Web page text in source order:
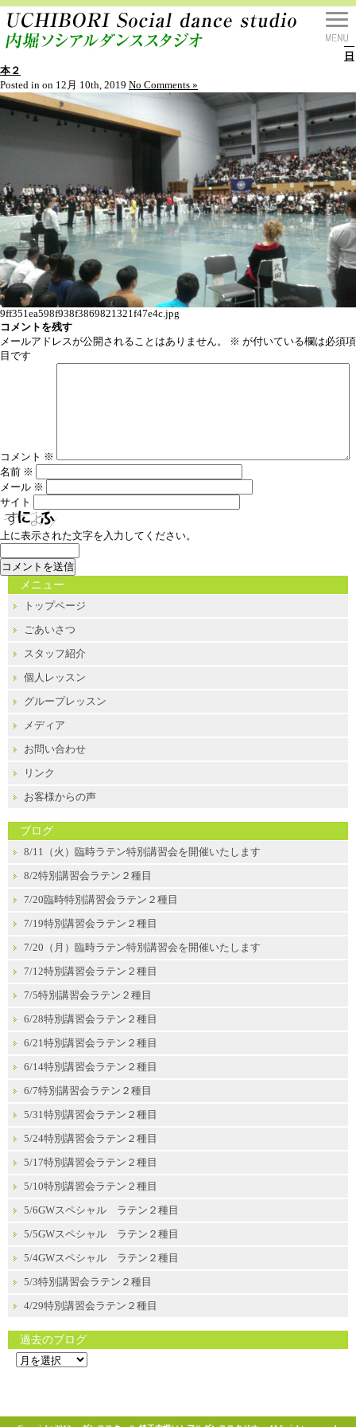
学
生
全
日
本２
Posted in on 12月 10th, 2019 No Comments »
9ff351ea598f938f3869821321f47e4c.jpg
コメントを残す
メールアドレスが公開されることはありません。
※ が付いている欄は必須項
目です
コメント ※
名前 ※
メール ※
サイト
上に表示された文字を入力してください。
メニュー
トップページ
ごあいさつ
スタッフ紹介
個人レッスン
グループレッスン
メディア
お問い合わせ
リンク
お客様からの声
ブログ
8/11（火）臨時ラテン特別講習会を開催いたします
8/2特別講習会ラテン２種目
7/20臨時特別講習会ラテン２種目
7/19特別講習会ラテン２種目
7/20（月）臨時ラテン特別講習会を開催いたします
7/12特別講習会ラテン２種目
7/5特別講習会ラテン２種目
6/28特別講習会ラテン２種目
6/21特別講習会ラテン２種目
6/14特別講習会ラテン２種目
6/7特別講習会ラテン２種目
5/31特別講習会ラテン２種目
5/24特別講習会ラテン２種目
5/17特別講習会ラテン２種目
5/10特別講習会ラテン２種目
5/6GWスペシャル ラテン２種目
5/5GWスペシャル ラテン２種目
5/4GWスペシャル ラテン２種目
5/3特別講習会ラテン２種目
4/29特別講習会ラテン２種目
過去のブログ
過
去